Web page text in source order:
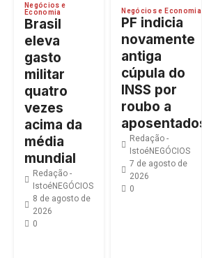
Negócios e
Economia
Brasil
eleva
gasto
militar
quatro
vezes
acima da
média
mundial
Redação -
IstoéNEGÓCIOS
8 de agosto de
2026
0
Negócios e Economia
PF indicia
novamente
antiga
cúpula do
INSS por
roubo a
aposentados
Redação -
IstoéNEGÓCIOS
7 de agosto de
2026
0